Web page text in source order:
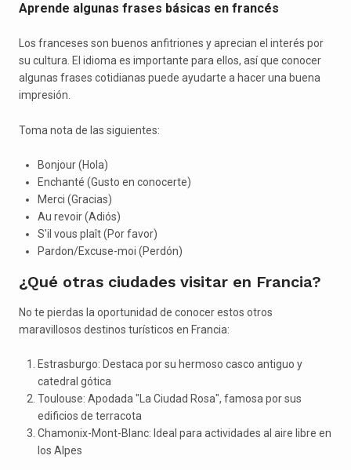
Aprende algunas frases básicas en francés
Los franceses son buenos anfitriones y aprecian el interés por
su cultura. El idioma es importante para ellos, así que conocer
algunas frases cotidianas puede ayudarte a hacer una buena
impresión.
Toma nota de las siguientes:
Bonjour (Hola)
Enchanté (Gusto en conocerte)
Merci (Gracias)
Au revoir (Adiós)
S'il vous plaît (Por favor)
Pardon/Excuse-moi (Perdón)
¿Qué otras ciudades visitar en Francia?
No te pierdas la oportunidad de conocer estos otros
maravillosos destinos turísticos en Francia:
Estrasburgo: Destaca por su hermoso casco antiguo y
catedral gótica
Toulouse: Apodada "La Ciudad Rosa", famosa por sus
edificios de terracota
Chamonix-Mont-Blanc: Ideal para actividades al aire libre en
los Alpes